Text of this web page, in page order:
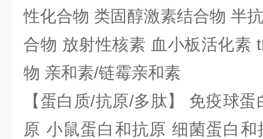
性化合物 类固醇激素结合物 半
合物 放射性核素 血小板活化素
物 亲和素/链霉亲和素
【蛋白质/抗原/多肽】 免疫球
原 小鼠蛋白和抗原 细菌蛋白